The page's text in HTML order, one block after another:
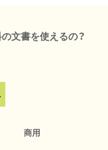
文書を使えるの？
商用